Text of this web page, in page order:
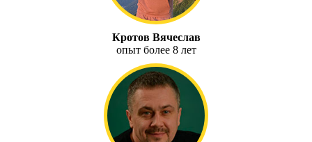
Кротов Вячеслав
опыт более 8 лет